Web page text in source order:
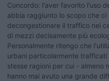
Concordo: l'aver favorito l'uso
abbia raggiunto lo scopo che
decongestionare il traffico nei
di mezzi decisamente più
Personalmente ritengo che
urbani particolarmente
stesse ragioni per cui - almeno
hanno mai avuto una grande